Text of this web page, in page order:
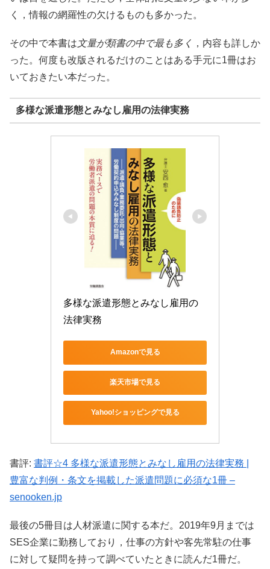
く，情報の網羅性の欠けるものも多かった。
その中で本書は文量が類書の中で最も多く ，内容も詳しか
った。何度も改版されるだけのことはある手元に1冊はお
いておきたい本だった。
多様な派遣形態とみなし雇用の法律実務
多様な派遣形態とみなし雇用の
法律実務
Amazonで見る
楽天市場で見る
Yahoo!ショッピングで見る
書評: 書評☆4 多様な派遣形態とみなし雇用の法律実務 |
豊富な判例・条文を掲載した派遣問題に必須な1冊 –
senooken.jp
最後の5冊目は人材派遣に関する本だ。2019年9月までは
SES企業に勤務しており，仕事の方針や客先常駐の仕事
に対して疑問を持って調べていたときに読んだ1冊だ。